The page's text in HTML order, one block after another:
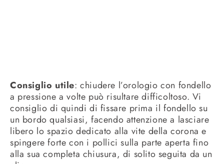
Consiglio utile: chiudere l’orologio con fondello
a pressione a volte può risultare difficoltoso. Vi
consiglio di quindi di fissare prima il fondello su
un bordo qualsiasi, facendo attenzione a lasciare
libero lo spazio dedicato alla vite della corona e
spingere forte con i pollici sulla parte aperta fino
alla sua completa chiusura, di solito seguita da un